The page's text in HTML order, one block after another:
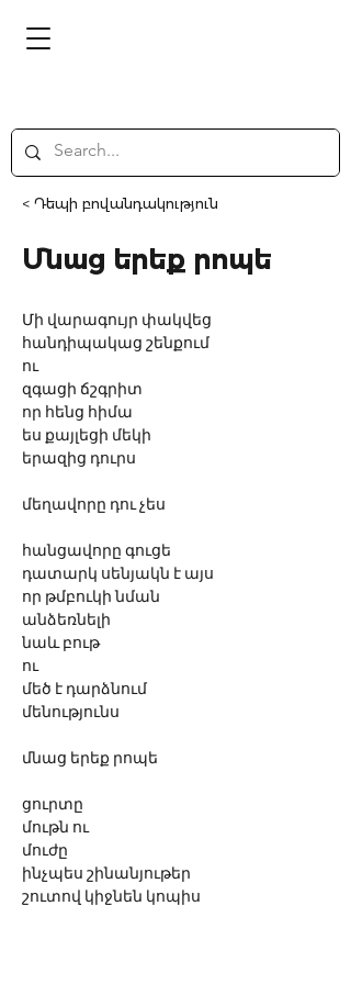
< Դեպի բովանդակություն
Մնաց երեք րոպե
Մի վարագույր փակվեց
հանդիպակաց շենքում
ու
զգացի ճշգրիտ
որ հենց հիմա
ես քայլեցի մեկի
երազից դուրս
մեղավորը դու չես
հանցավորը գուցե
դատարկ սենյակն է այս
որ թմբուկի նման
անձեռնելի
նաև բութ
ու
մեծ է դարձնում
մենությունս
մնաց երեք րոպե
ցուրտը
մութն ու
մուժը
ինչպես շինանյութեր
շուտով կիջնեն կոպիս